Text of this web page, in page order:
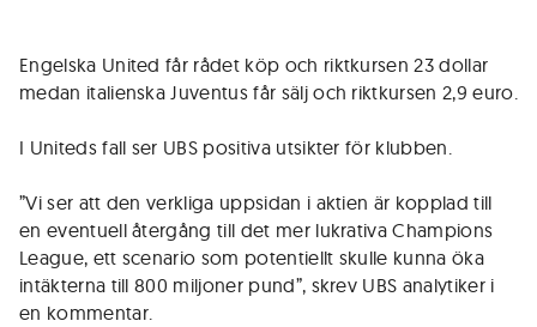
Engelska United får rådet köp och riktkursen 23 dollar
medan italienska Juventus får sälj och riktkursen 2,9 euro.
I Uniteds fall ser UBS positiva utsikter för klubben.
”Vi ser att den verkliga uppsidan i aktien är kopplad till
en eventuell återgång till det mer lukrativa Champions
League, ett scenario som potentiellt skulle kunna öka
intäkterna till 800 miljoner pund”, skrev UBS analytiker i
en kommentar.